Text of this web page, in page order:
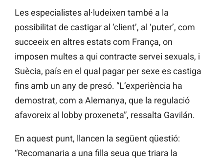
Les especialistes al·ludeixen també a la
possibilitat de castigar al ‘client’, al ‘puter’, com
succeeix en altres estats com França, on
imposen multes a qui contracte servei sexuals, i
Suècia, país en el qual pagar per sexe es castiga
fins amb un any de presó. “L’experiència ha
demostrat, com a Alemanya, que la regulació
afavoreix al lobby proxeneta”, ressalta Gavilán.
En aquest punt, llancen la següent qüestió:
“Recomanaria a una filla seua que triara la